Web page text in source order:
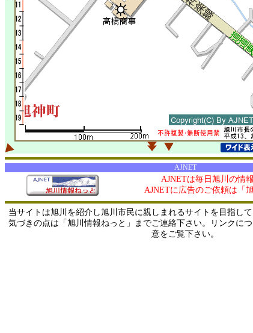
AJNET
AJNETは毎日旭川の情
AJNETに広告のご依頼は「
当サイトは旭川を紹介し旭川市民に親しまれるサイトを目指し
気づきの点は「旭川情報ねっと」までご連絡下さい。リンクに
意をご覧下さい。